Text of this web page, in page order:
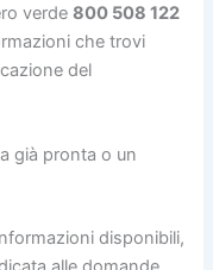
verde800 508 122
che trovi
del
già pronta o un
disponibili,